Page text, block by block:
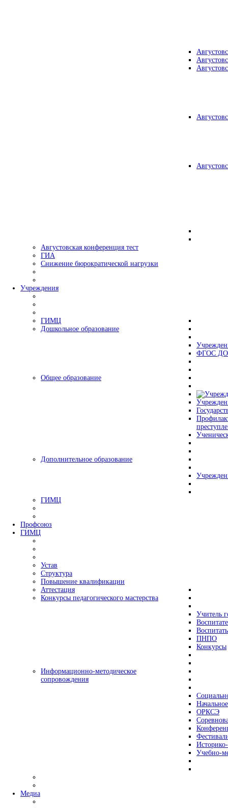
Августовская конференция тест
ГИА
Снижение бюрократической нагрузки
Учреждения
ГИМЦ
Дошкольное образование
ФГОС ДО
Общее образование
Дополнительное образование
ГИМЦ
Профсоюз
ГИМЦ
Устав
Структура
Повышение квалификации
Аттестация
Конкурсы педагогического мастерства
Учитель
ПНПО
Конкурсы
Информационно-методическое
сопровождения
ОРКСЭ
Историко-
Учебно-
Медиа